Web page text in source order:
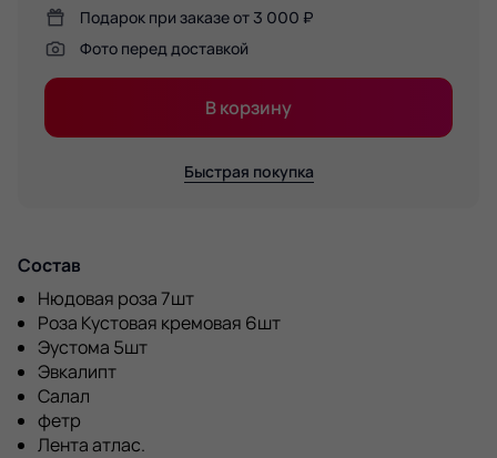
Подарок при заказе от 3 000 ₽
Фото перед доставкой
В корзину
Быстрая покупка
Состав
Нюдовая роза 7шт
Роза Кустовая кремовая 6шт
Эустома 5шт
Эвкалипт
Салал
фетр
Лента атлас.